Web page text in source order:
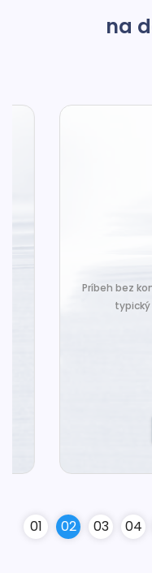
na
Príbeh bez konca
typický
01 02 03 04